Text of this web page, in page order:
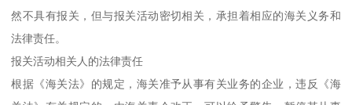
然不具有报关，但与报关活动密切相关，承担着相应的海关义务和
法律责任。
报关活动相关人的法律责任
根据《海关法》的规定，海关准予从事有关业务的企业，违反《海